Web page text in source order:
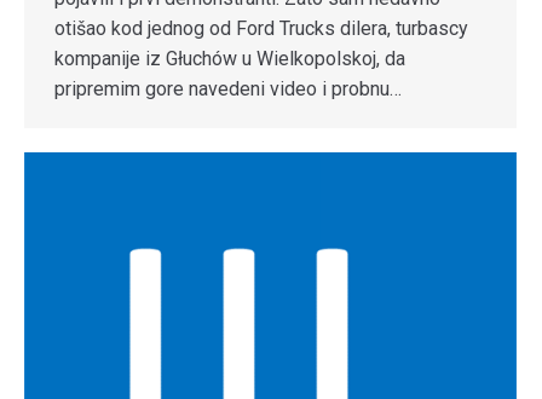
otišao kod jednog od Ford Trucks dilera, turbascy
kompanije iz Głuchów u Wielkopolskoj, da
pripremim gore navedeni video i probnu…